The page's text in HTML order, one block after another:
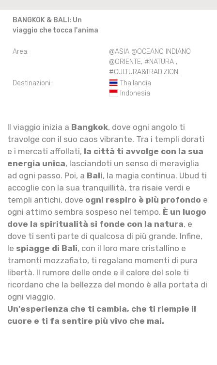
BANGKOK & BALI: Un
viaggio che tocca l'anima
Area:
@ASIA @OCEANO INDIANO
@ORIENTE, #NATURA ,
#CULTURA&TRADIZIONI
Destinazioni:
Thailandia
Indonesia
Il viaggio inizia a Bangkok, dove ogni angolo ti
travolge con il suo caos vibrante. Tra i templi dorati
e i mercati affollati, la città ti avvolge con la sua
energia unica, lasciandoti un senso di meraviglia
ad ogni passo. Poi, a Bali, la magia continua. Ubud ti
accoglie con la sua tranquillità, tra risaie verdi e
templi antichi, dove ogni respiro è più profondo e
ogni attimo sembra sospeso nel tempo. È un luogo
dove la spiritualità si fonde con la natura, e
dove ti senti parte di qualcosa di più grande. Infine,
le spiagge di Bali, con il loro mare cristallino e
tramonti mozzafiato, ti regalano momenti di pura
libertà. Il rumore delle onde e il calore del sole ti
ricordano che la bellezza del mondo è alla portata di
ogni viaggio.
Un'esperienza che ti cambia, che ti riempie il
cuore e ti fa sentire più vivo che mai.